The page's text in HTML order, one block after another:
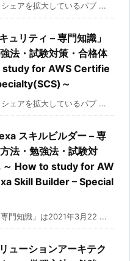
ェアを拡大しているパブ ...
ュリティ – 専門知識」
法・試験対策・合格体
study for AWS Certifie
～
ェアを拡大しているパブ ...
スキルビルダー – 専
法・勉強法・試験対
～ How to study for AW
Skill Builder – Special
門知識」は2021年3月22 ...
ューションアーキテク